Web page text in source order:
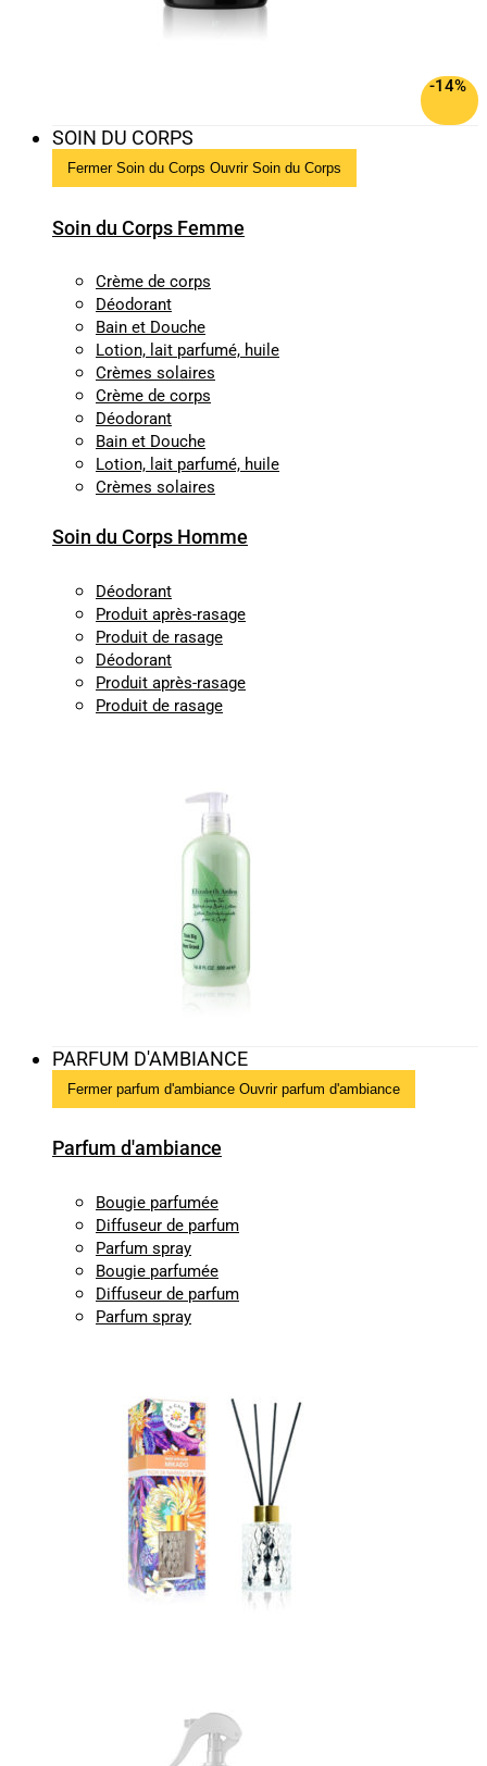
-14%
SOIN DU CORPS
Fermer Soin du Corps Ouvrir Soin du Corps
Soin du Corps Femme
Crème de corps
Déodorant
Bain et Douche
Lotion, lait parfumé, huile
Crèmes solaires
Crème de corps
Déodorant
Bain et Douche
Lotion, lait parfumé, huile
Crèmes solaires
Soin du Corps Homme
Déodorant
Produit après-rasage
Produit de rasage
Déodorant
Produit après-rasage
Produit de rasage
PARFUM D'AMBIANCE
Fermer parfum d'ambiance Ouvrir parfum d'ambiance
Parfum d'ambiance
Bougie parfumée
Diffuseur de parfum
Parfum spray
Bougie parfumée
Diffuseur de parfum
Parfum spray